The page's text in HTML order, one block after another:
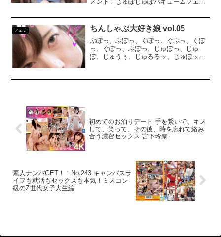
ンを自らごっくん！お掃除フェラのフル
コース。スケベな雰囲気ビンビンのオタ
クお姉さん。ヨダレたっぷりのねっとり
フェラが気持ち良すぎです！最後は自ら
ごっくん！エロいです。
メント！じゅぽじゅぽバキュームフェラ
ゅ口内発射された濃厚ザーメンを精
飲！！！もちろんお掃除フェラも忘れま
せん！！ ※本編顔出し
フェチ ちんしゃぶ大好き娘 vol.05
ぶぽっ、ぶぽっ、ぐぽっ、ぐぷっ、くぽ
っ、ぐぽっ、ぶぽっ、じゅぽっ、じゅ
ぽ、じゅうぅ、じゅるるッ、じゅぼッ、
抜きアルバイト！口マンコ娘のフェラヤ
初めてのお泊りデート 手を繋いで、キス
して、笑って、その後、時を忘れて絡み
合う濃密セックス 宮下玲奈
素人ナンパGET！！No.243 キャンパスラ
イフも就活もセックスも本気！ミスコン
級のZ世代女子大生編